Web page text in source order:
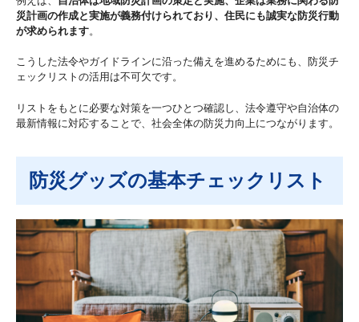
災計画の作成と実施が義務付けられており、住民にも誠実な防災行動
が求められます。
こうした法令やガイドラインに沿った備えを進めるためにも、防災チ
ェックリストの活用は不可欠です。
リストをもとに必要な対策を一つひとつ確認し、法令遵守や自治体の
最新情報に対応することで、社会全体の防災力向上につながります。
防災グッズの基本チェックリスト